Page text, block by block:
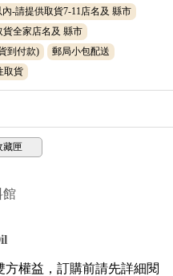
-請提供取貨7-11店名及 縣市
全家店名及 縣市
到付款)
郵局小包配送
取貨
藏匣
館
方權益，訂購前請先詳細閱